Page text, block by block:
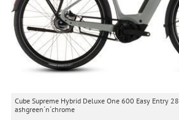
Cube Supreme Hybrid Deluxe One 600 Easy Entry 28,
ashgreen´n´chrome